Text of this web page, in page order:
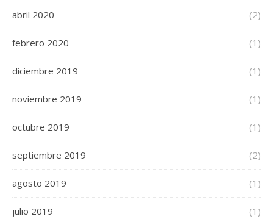
abril 2020 (2)
febrero 2020 (1)
diciembre 2019 (1)
noviembre 2019 (1)
octubre 2019 (1)
septiembre 2019 (2)
agosto 2019 (1)
julio 2019 (1)